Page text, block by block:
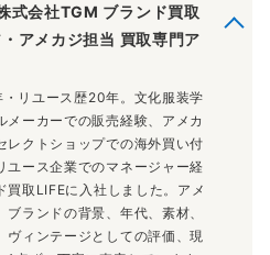
式会社TGM ブランド買取
アメカジ担当 買取専門ア
リユース歴20年。文化服装学
メーカーでの販売経験、アメカ
レクトショップでの海外買い付
ユース企業でのマネージャー経
買取LIFEに入社しました。アメ
ブランドの背景、年代、素材、
ヴィンテージとしての評価、現